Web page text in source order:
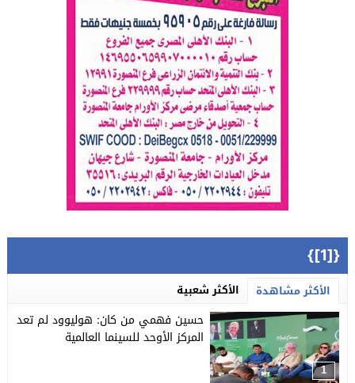
{[1]}
الأكثر مشاهدة الأكثر شعبية
1
حسين فهمي من كان: هوليوود لم تعد
المركز الأوحد للسينما العالمية